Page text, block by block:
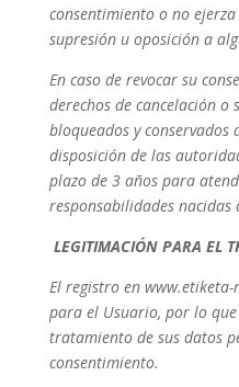
consentimiento o no
supresión u oposición a
En caso de revocar su
derechos de cancelación o
bloqueados y
disposición de las
plazo de 3 años para
responsabilidades
LEGITIMACIÓN PARA EL
El registro en
para el Usuario, por lo
tratamiento de sus datos
consentimiento.